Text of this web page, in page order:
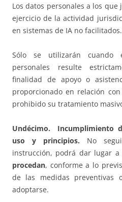
Los datos personales a los
ejercicio de la actividad
en sistemas de IA no facilitados.
Sólo se utilizarán cuando
personales resulte
finalidad de apoyo o
proporcionado en relación
prohibido su tratamiento
Undécimo. Incumplimiento
uso y principios. No
instrucción, podrá dar lugar a
procedan, conforme a lo
de las medidas preventivas
adoptarse.